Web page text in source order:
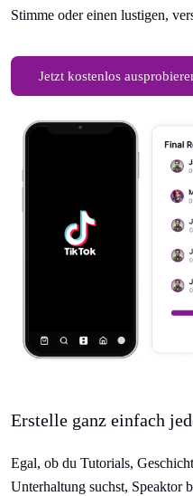
Stimme oder einen lustigen,
Jetzt kostenlos
Erstelle ganz einfach
Egal, ob du Tutorials,
Unterhaltung suchst, Speaktor